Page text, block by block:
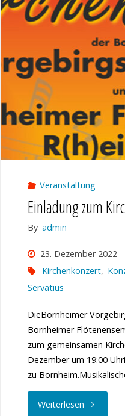
Die
Veranstaltung
Einladung zum
By admin
23. Dezember 2022
Kirchenkonzert,
Servatius
DieBornheimer
Bornheimer
zum gemeinsamen
Dezember um 19:00
zu
Weiterlesen"Einladung